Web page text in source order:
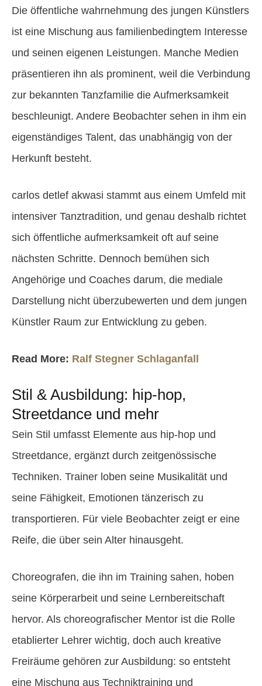
Die öffentliche wahrnehmung des jungen Künstlers
ist eine Mischung aus familienbedingtem Interesse
und seinen eigenen Leistungen. Manche Medien
präsentieren ihn als prominent, weil die Verbindung
zur bekannten Tanzfamilie die Aufmerksamkeit
beschleunigt. Andere Beobachter sehen in ihm ein
eigenständiges Talent, das unabhängig von der
Herkunft besteht.
carlos detlef akwasi stammt aus einem Umfeld mit
intensiver Tanztradition, und genau deshalb richtet
sich öffentliche aufmerksamkeit oft auf seine
nächsten Schritte. Dennoch bemühen sich
Angehörige und Coaches darum, die mediale
Darstellung nicht überzubewerten und dem jungen
Künstler Raum zur Entwicklung zu geben.
Read More: Ralf Stegner Schlaganfall
Stil & Ausbildung: hip-hop,
Streetdance und mehr
Sein Stil umfasst Elemente aus hip-hop und
Streetdance, ergänzt durch zeitgenössische
Techniken. Trainer loben seine Musikalität und
seine Fähigkeit, Emotionen tänzerisch zu
transportieren. Für viele Beobachter zeigt er eine
Reife, die über sein Alter hinausgeht.
Choreografen, die ihn im Training sahen, hoben
seine Körperarbeit und seine Lernbereitschaft
hervor. Als choreografischer Mentor ist die Rolle
etablierter Lehrer wichtig, doch auch kreative
Freiräume gehören zur Ausbildung: so entsteht
eine Mischung aus Techniktraining und